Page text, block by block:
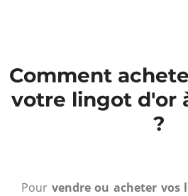
Comment
votre lingot d'or
?
Pour vendre ou acheter vos